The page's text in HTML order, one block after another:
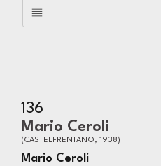
136
Mario Ceroli
(CASTELFRENTANO, 1938)
Mario Ceroli